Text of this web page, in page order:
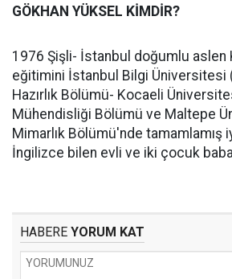
GÖKHAN YÜKSEL KİMDİR?
1976 Şişli- İstanbul doğumlu aslen
eğitimini İstanbul Bilgi Üniversitesi
Hazırlık Bölümü- Kocaeli
Mühendisliği Bölümü ve Maltepe
Mimarlık Bölümü'nde tamamlamış
İngilizce bilen evli ve iki çocuk
HABERE YORUM KAT